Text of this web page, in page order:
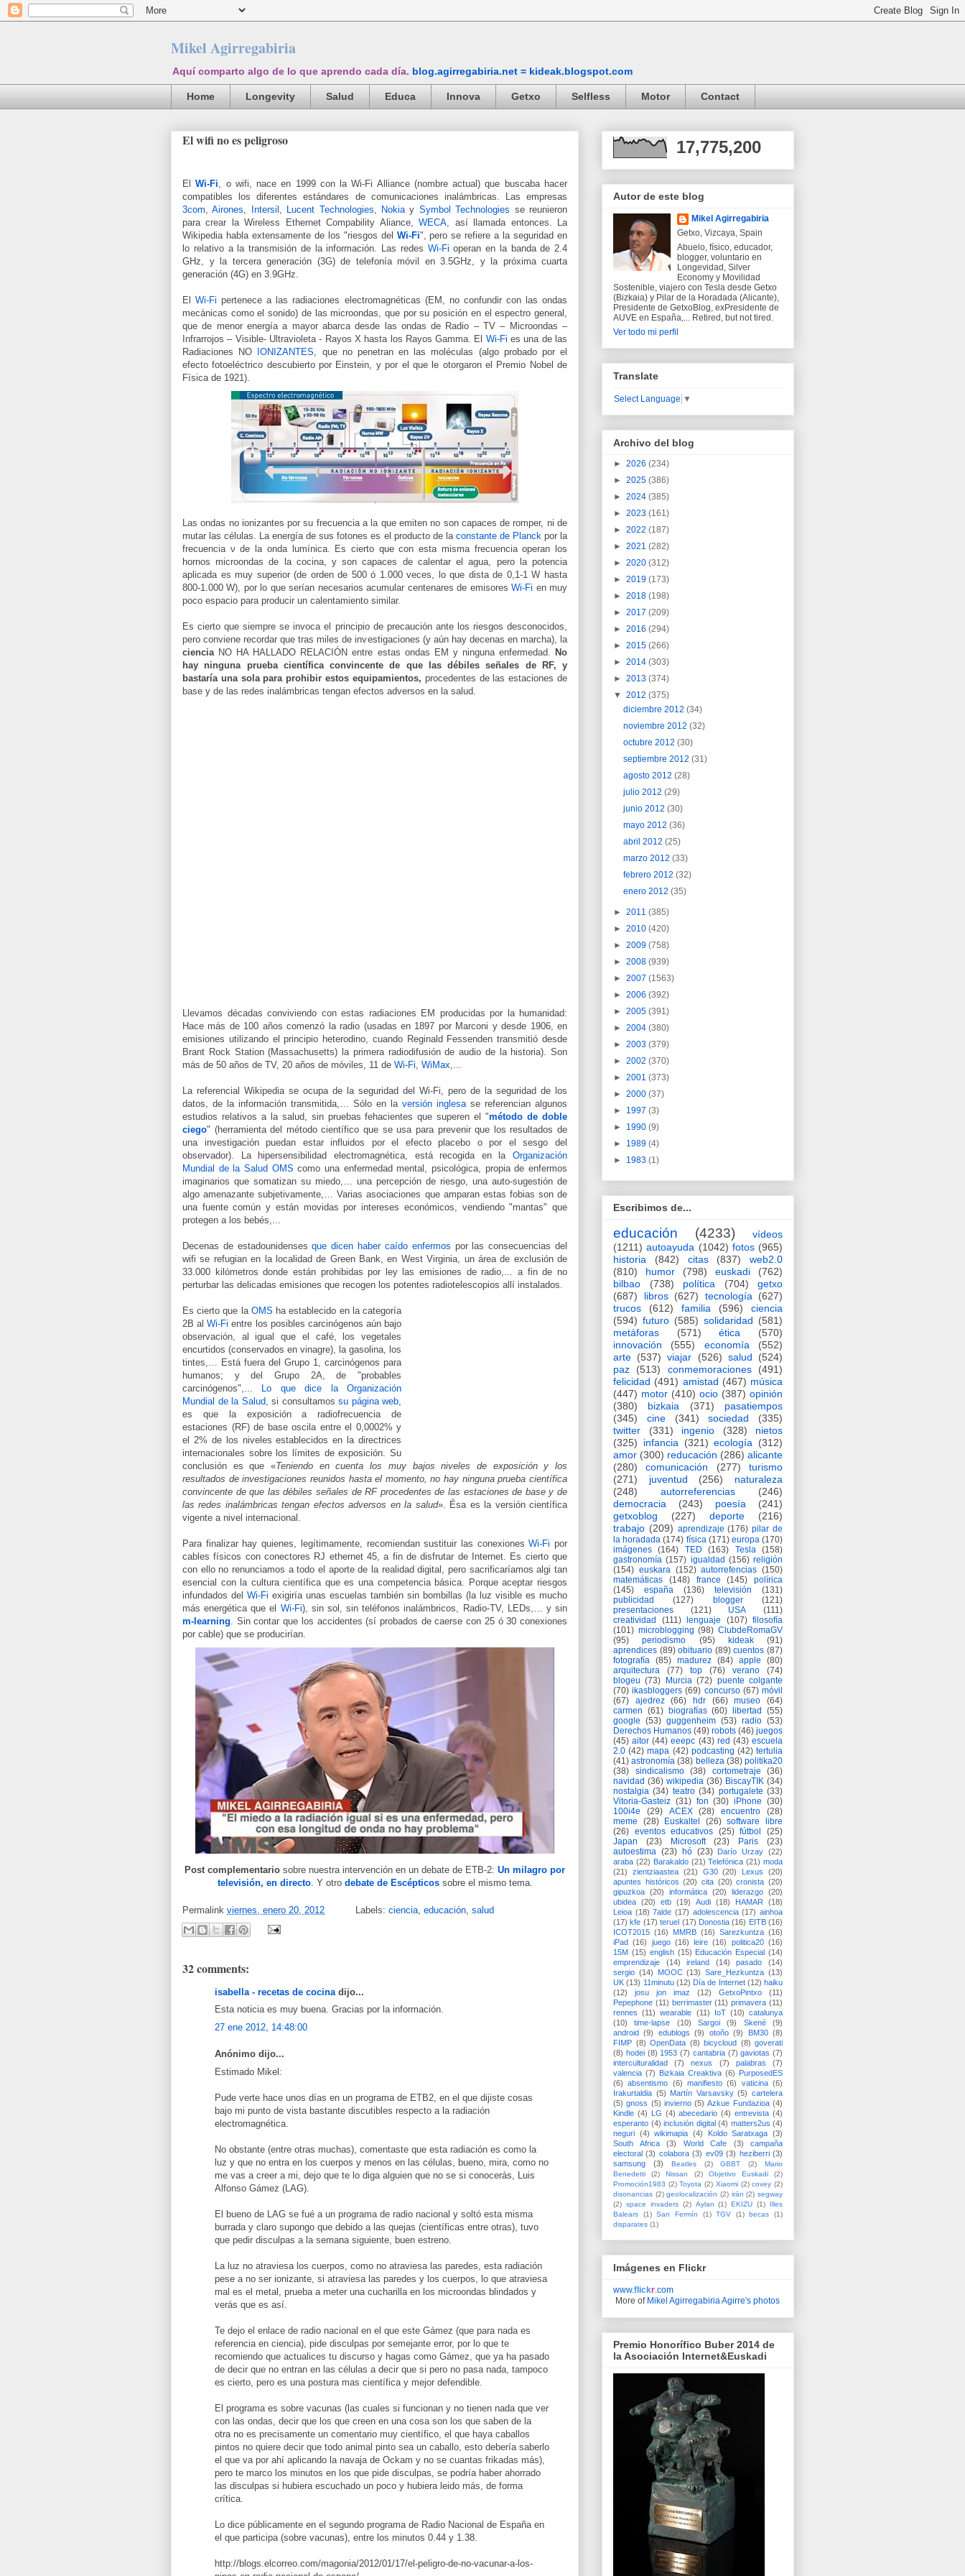
Mikel Agirregabiria
Aquí comparto algo de lo que aprendo cada día. blog.agirregabiria.net = kideak.blogspot.com
Home Longevity Salud Educa Innova Getxo Selfless Motor Contact
El wifi no es peligroso
ElWi-Fi , o wifi, nace en 1999 con la Wi-Fi Alliance (nombre actual) que buscaba hacer
compatibles los diferentes estándares de comunicaciones inalámbricas. Las empresas
3com ,Airones Intersil Lucent Technologies Nokia y Symbol Technologies se reunieron
para crear la Wireless Ethernet Compability Aliance,WECA , así llamada entonces. La
Wikipedia habla extensamente de los "riesgos del Wi-Fi", pero se refiere a la seguridad en
lo relativo a la transmisión de la información. Las redes Wi-Fi operan en la banda de 2.4
GHz, y la tercera generación (3G) de telefonía móvil en 3.5GHz, y la próxima cuarta
generación (4G) en 3.9GHz.
ElWi-Fi pertenece a las radiaciones electromagnéticas (EM, no confundir con las ondas
mecánicas como el sonido) de las microondas, que por su posición en el espectro general,
que de menor energía a mayor abarca desde las ondas de Radio – TV – Microondas –
Infrarrojos – Visible- Ultravioleta - Rayos X hasta los Rayos Gamma. El Wi-Fi es una de las
Radiaciones NO
IONIZANTES , que no penetran en las moléculas (algo probado por el
efecto fotoeléctrico descubierto por Einstein, y por el que le otorgaron el Premio Nobel de
Física de 1921).
Las ondas no ionizantes por su frecuencia a la que emiten no son capaces de romper, ni de
mutar las células. La energía de sus fotones es el producto de la constante de Planck por la
frecuencia ν de la onda lumínica. Es cierto que con esta misma frecuencia operan los
hornos microondas de la cocina, y son capaces de calentar el agua, pero la potencia
aplicada es muy superior (de orden de 500 ó 1.000 veces, lo que dista de 0,1-1 W hasta
800-1.000 W), por lo que serían necesarios acumular centenares de emisoresWi-Fi en muy
poco espacio para producir un calentamiento similar.
Es cierto que siempre se invoca el principio de precaución ante los riesgos desconocidos,
pero conviene recordar que tras miles de investigaciones (y aún hay decenas en marcha), la
ciencia NO HA HALLADO RELACIÓN entre estas ondas EM y ninguna enfermedad.
No
hay ninguna prueba científica convincente de que las débiles señales de RF, y
bastaría una sola para prohibir estos equipamientos, procedentes de las estaciones de
base y de las redes inalámbricas tengan efectos adversos en la salud.
Llevamos décadas conviviendo con estas radiaciones EM producidas por la humanidad:
Hace más de 100 años comenzó la radio (usadas en 1897 por Marconi y desde 1906, en
emisiones utilizando el principio heterodino, cuando Reginald Fessenden transmitió desde
Brant Rock Station (Massachusetts) la primera radiodifusión de audio de la historia). Son
más de 50 años de TV, 20 años de móviles, 11 de Wi-Fi WiMax
La referencial Wikipedia se ocupa de la seguridad del Wi-Fi, pero de la seguridad de los
datos, de la información transmitida,… Sólo en la versión inglesa se referencian algunos
estudios relativos a la salud, sin pruebas fehacientes que superen el "método de doble
ciego" (herramienta del método científico que se usa para prevenir que los resultados de
una investigación puedan estar influidos por el efecto placebo o por el sesgo del
observador). La hipersensibilidad electromagnética, está recogida en la Organización
Mundial de la Salud OMS como una enfermedad mental, psicológica, propia de enfermos
imaginarios que somatizan su miedo,… una percepción de riesgo, una auto-sugestión de
algo amenazante subjetivamente,… Varias asociaciones que amparan estas fobias son de
una fuente común y están movidas por intereses económicos, vendiendo "mantas" que
protegen a los bebés,...
Decenas de estadounidensesque dicen haber caído enfermos por las consecuencias del
wifi se refugian en la localidad de Green Bank, en West Virginia, un área de exclusión de
33.000 kilómetros donde están prohibidas por ley las emisiones de radio,... a fin de no
perturbar las delicadas emisiones que recogen los potentes radiotelescopios allí instalados.
Es cierto que la OMS ha establecido en la categoría
2B alWi-Fi entre los posibles carcinógenos aún bajo
observación, al igual que el café, los vegetales
encurtidos (conservados en vinagre), la gasolina, los
tintes,… Está fuera del Grupo 1, carcinógenos para
humanos; y del Grupo 2A, de "probables
carcinógenos",...
Lo que dice la Organización
Mundial de la Salud , si consultamos su página web
es que la exposición a radiofrecuencia de
estaciones (RF) de base oscila entre el 0,0002% y
el 2% de los niveles establecidos en la directrices
internacionales sobre los límites de exposición. Su
conclusión es que «Teniendo en cuenta los muy bajos niveles de exposición y los
resultados de investigaciones reunidos hasta el momento, no hay ninguna prueba científica
convincente de que las débiles señales de RF procedentes de las estaciones de base y de
las redes inalámbricas tengan efectos adversos en la salud». Ésa es la versión científica
vigente a nivel internacional.
Para finalizar hay quienes, legítimamente, recomiendan sustituir las conexionesWi-Fi por
cables físicos con conectores RJ ethernet 45, a fin de disfrutar de Internet. Es cierto que
con ello no renunciamos a todo el aporte de la realidad digital, pero sacrificaríamos algi tan
esencial con la cultura científica que es una competencia básica. Porque aceptar riesgos
infundados del Wi-Fi exigiría unas escuelas también sin bombillas (la luz visible es mucho
más energética que el Wi-Fi), sin sol, sin teléfonos inalámbricos, Radio-TV, LEDs,… y sin
m-learning . Sin contar que los accidentes (sí probados de caerse con 25 ó 30 conexiones
por cable) que se producirían.
Post complementario sobre nuestra intervención en un debate de ETB-2: Un milagro por
televisión, en directo. Y otro debate de Escépticos sobre el mismo tema.
Permalink viernes, enero 20, 2012 Labels: ciencia, educación, salud
32 comments:
isabella - recetas de cocina dijo...
Esta noticia es muy buena. Gracias por la información.
27 ene 2012, 14:48:00
Anónimo dijo...
Estimado Mikel:
Pude verte hace unos días en un programa de ETB2, en el que dijiste cosas
bajo mi punto de vista bastante discutibles respecto a la radiación
electromagnética.
No obstante (entre otras muchas), comentaste que esta radiación es como la
luz y que no entra en los cuerpos y menos en las células, bueno, mira, como no
me vas a creer a mi, dejo que te lo diga alguien que no se si conocerás, Luis
Alfonso Gámez (LAG).
El bueno de LAG se fué a un programa de radio nacional y soltó esta misma
burrada y claro supongo que debido a las quejas (científicas entre otras), tuvo
que pedir disculpas a la semana siguiente, buen estreno.
La luz no atraviesa los cuerpos, como no atraviesa las paredes, esta radiación
pese a no ser ionizante, si atraviesa las paredes y los cuerpos, lo que atraviesa
mal es el metal, prueba a meter una cucharilla en los microondas blindados y
verás que es así.
Te dejo el enlace de radio nacional en el que este Gámez (que para nada es
referencia en ciencia), pide disculpas por semejante error, por lo que te
recomiendo que actualices tu discurso y hagas como Gámez, que ya ha pasado
de decir que no entran en las células a decir que si pero no pasa nada, tampoco
es cierto, pero es una postura mas científica y mejor defendible.
El programa es sobre vacunas (las cuales si funcionan y no tienen nada que ver
con las ondas, decir que los que creen en una cosa son los que saben de la
otra no es precisamente un comentario muy científico, el que haya caballos
pintos no quiere decir que todo animal pinto sea un caballo, esto debería saberlo
el que va por ahí aplicando la navaja de Ockam y no se cuantas frikadas más),
pero te marco los minutos en los que pide disculpas, se podría haber ahorrado
las disculpas si hubiera escuchado un poco y hubiera leido más, de forma
crítica.
Lo dice públicamente en el segundo programa de Radio Nacional de España en
el que participa (sobre vacunas), entre los minutos 0.44 y 1.38.
http://blogs.elcorreo.com/magonia/2012/01/17/el-peligro-de-no-vacunar-a-los-
17,775,200
Autor de este blog
Mikel Agirregabiria
Getxo, Vizcaya, Spain
Abuelo, físico, educador,
blogger, voluntario en
Longevidad, Silver
Economy y Movilidad
Sostenible, viajero con Tesla desde Getxo
(Bizkaia) y Pilar de la Horadada (Alicante),
Presidente de GetxoBlog, exPresidente de
AUVE en España,... Retired, but not tired.
Ver todo mi perfil
Translate
Select Language ▼
Archivo del blog
► 2026 (234)
► 2025 (386)
► 2024 (385)
► 2023 (161)
► 2022 (187)
► 2021 (282)
► 2020 (312)
► 2019 (173)
► 2018 (198)
► 2017 (209)
► 2016 (294)
► 2015 (266)
► 2014 (303)
► 2013 (374)
▼ 2012 (375)
diciembre 2012(34)
noviembre 2012(32)
octubre 2012(30)
septiembre 2012(31)
agosto 2012(28)
julio 2012(29)
junio 2012(30)
mayo 2012(36)
abril 2012(25)
marzo 2012(33)
febrero 2012(32)
enero 2012(35)
► 2011 (385)
► 2010 (420)
► 2009 (758)
► 2008 (939)
► 2007 (1563)
► 2006 (392)
► 2005 (391)
► 2004 (380)
► 2003 (379)
► 2002 (370)
► 2001 (373)
► 2000 (37)
► 1997 (3)
► 1990 (9)
► 1989 (4)
► 1983 (1)
Escribimos de...
educación (4233)
vídeos
(1211) autoayuda (1042) fotos (965)
historia
(842) citas (837)
web2.0
(810)
humor (798) euskadi
(762)
bilbao
(738) política (704)
getxo
(687)
libros (627) tecnología
(627)
trucos
(612) familia (596)
ciencia
(594) futuro (585) solidaridad (581)
metáforas
(571) ética
(570)
innovación
(555) economía
(552)
arte (537) viajar (526) salud
(524)
paz
(513) conmemoraciones
(491)
felicidad (491) amistad (467) música
(447) motor (410) ocio (387) opinión
(380)
bizkaia (371)
pasatiempos
(345)
cine (341) sociedad
(335)
twitter
(331) ingenio (328)
nietos
(325)
infancia (321) ecología
(312)
amor (300) reducación (286) alicante
(280)
comunicación (277)
turismo
(271)
juventud (256)
naturaleza
(248)
autorreferencias
(246)
democracia
(243) poesía
(241)
getxoblog
(227) deporte
(216)
trabajo (209) aprendizaje (176) pilar de
la horadada (174) física (171) europa (170)
imágenes
(164) TED (163) Tesla
(158)
gastronomía (157) igualdad (156) religión
(154) euskara (152) autorrefencias (150)
matemáticas
(148) france (145)
polírica
(145)
españa (136) televisión
(131)
publicidad
(127) blogger
(121)
presentaciones
(121) USA
(111)
creatividad
(111) lenguaje (107) filosofía
(101) microblogging (98) ClubdeRomaGV
(95)
periodismo (95) kideak
(91)
aprendices (89) obituario (89) cuentos (87)
fotografía (85) madurez (84) apple
(80)
arquitectura
(77) top (76) verano
(74)
blogeu (73) Murcia (72) puente colgante
(70) ikasbloggers (69) concurso (67) móvil
(67)
ajedrez (66) hdr (66) museo
(64)
carmen (61) biografías (60) libertad
(55)
google (53) guggenheim (53) radio (53)
Derechos Humanos (49) robots (46) juegos
(45) aitor (44) eeepc (43) red (43) escuela
2.0 (42) mapa (42) podcasting (42) tertulia
(41) astronomía (38) belleza (38) politika20
(38)
sindicalismo (38) cortometraje
(36)
navidad (36) wikipedia (36) BiscayTIK (34)
nostalgia (34) teatro (34) portugalete (33)
Vitoria-Gasteiz (31) fon (30) iPhone (30)
100i4e
(29) ACEX (28) encuentro
(28)
meme
(28) Euskaltel (26) software libre
(26) eventos educativos (25) fútbol
(25)
Japan
(23) Microsoft (23) Paris
(23)
autoestima (23) hó (23) Darío Urzay (22)
araba (22) Barakaldo (21) Telefónica (21) moda
(21)
zientziaastea (21) G30 (20) Lexus
(20)
apuntes históricos (20) cita (20) cronista (20)
gipuzkoa (20) informática (20) liderazgo (20)
ubidea (20) etb (19) Audi (18) HAMAR
(18)
Leioa (18) 7alde (17) adolescencia (17) ainhoa
(17) kfe (17) teruel (17) Donostia (16) EITB (16)
ICOT2015 (16) MMRB (16) Sarezkuntza (16)
iPad (16) juego (16) leire (16) politica20 (16)
15M (15) english (15) Educación Especial (14)
emprendizaje
(14) ireland (14) pasado
(14)
sergio (14) MOOC (13) Sare_Hezkuntza (13)
UK (13) 11minutu (12) Día de Internet (12) haiku
(12)
josu jon imaz (12) GetxoPintxo
(11)
Pepephone (11) berrimaster (11) primavera (11)
rennes (11) wearable (11) IoT (10) catalunya
(10)
time-lapse (10) Sargoi (9) Skené
(9)
android (9) edublogs (9) otoño (9) BM30 (8)
FIMP (8) OpenData (8) bicycloud (8) goverati
(8) hodei (8) 1953 (7) cantabria (7) gaviotas (7)
interculturalidad
(7) nexus (7) palabras
(7)
valencia (7) Bizkaia Creaktiva (6) PurposedES
(6)
absentismo (6) manifiesto (6) vaticina (6)
Irakurtaldia (5) Martín Varsavsky (5) cartelera
(5) gnoss (5) invierno (5) Azkue Fundazioa (4)
Kindle (4) LG (4) abecedario (4) entrevista (4)
esperanto (4) inclusión digital (4) matters2us (4)
neguri (4) wikimapia (4) Koldo Saratxaga (3)
South Africa
(3) World Cafe (3)
campaña
electoral (3) colabora (3) ev09 (3) heziberri (3)
samsung
(3) Beatles (2) GBBT (2)
Mario
Benedetti
(2) Nissan (2) Objetivo Euskadi
(2)
Promoción1983 (2) Toyota (2) Xiaomi (2) covey (2)
disonancias (2) geolocalización (2) irán (2) segway
(2) space invaders (2) Aylan (1) EKIZU (1)
Illes
Balears
(1) San Fermín (1) TGV (1) becas
(1)
disparates (1)
Imágenes en Flickr
www.flickr .com
More of Mikel Agirregabiria Agirre's photos
Premio Honorífico Buber 2014 de
la Asociación Internet&Euskadi